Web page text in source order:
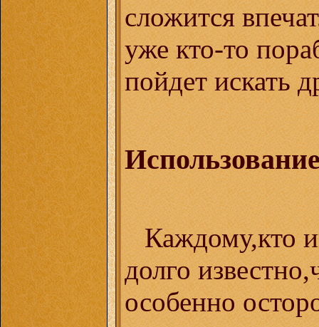
сложится
уже кто-то
пойдет искать
Каждому,кто
долго
особенно